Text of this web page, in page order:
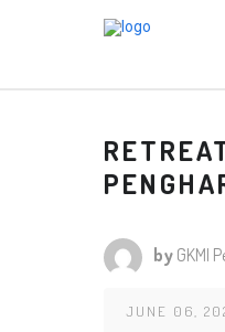
by GKMI
JUNE 06,